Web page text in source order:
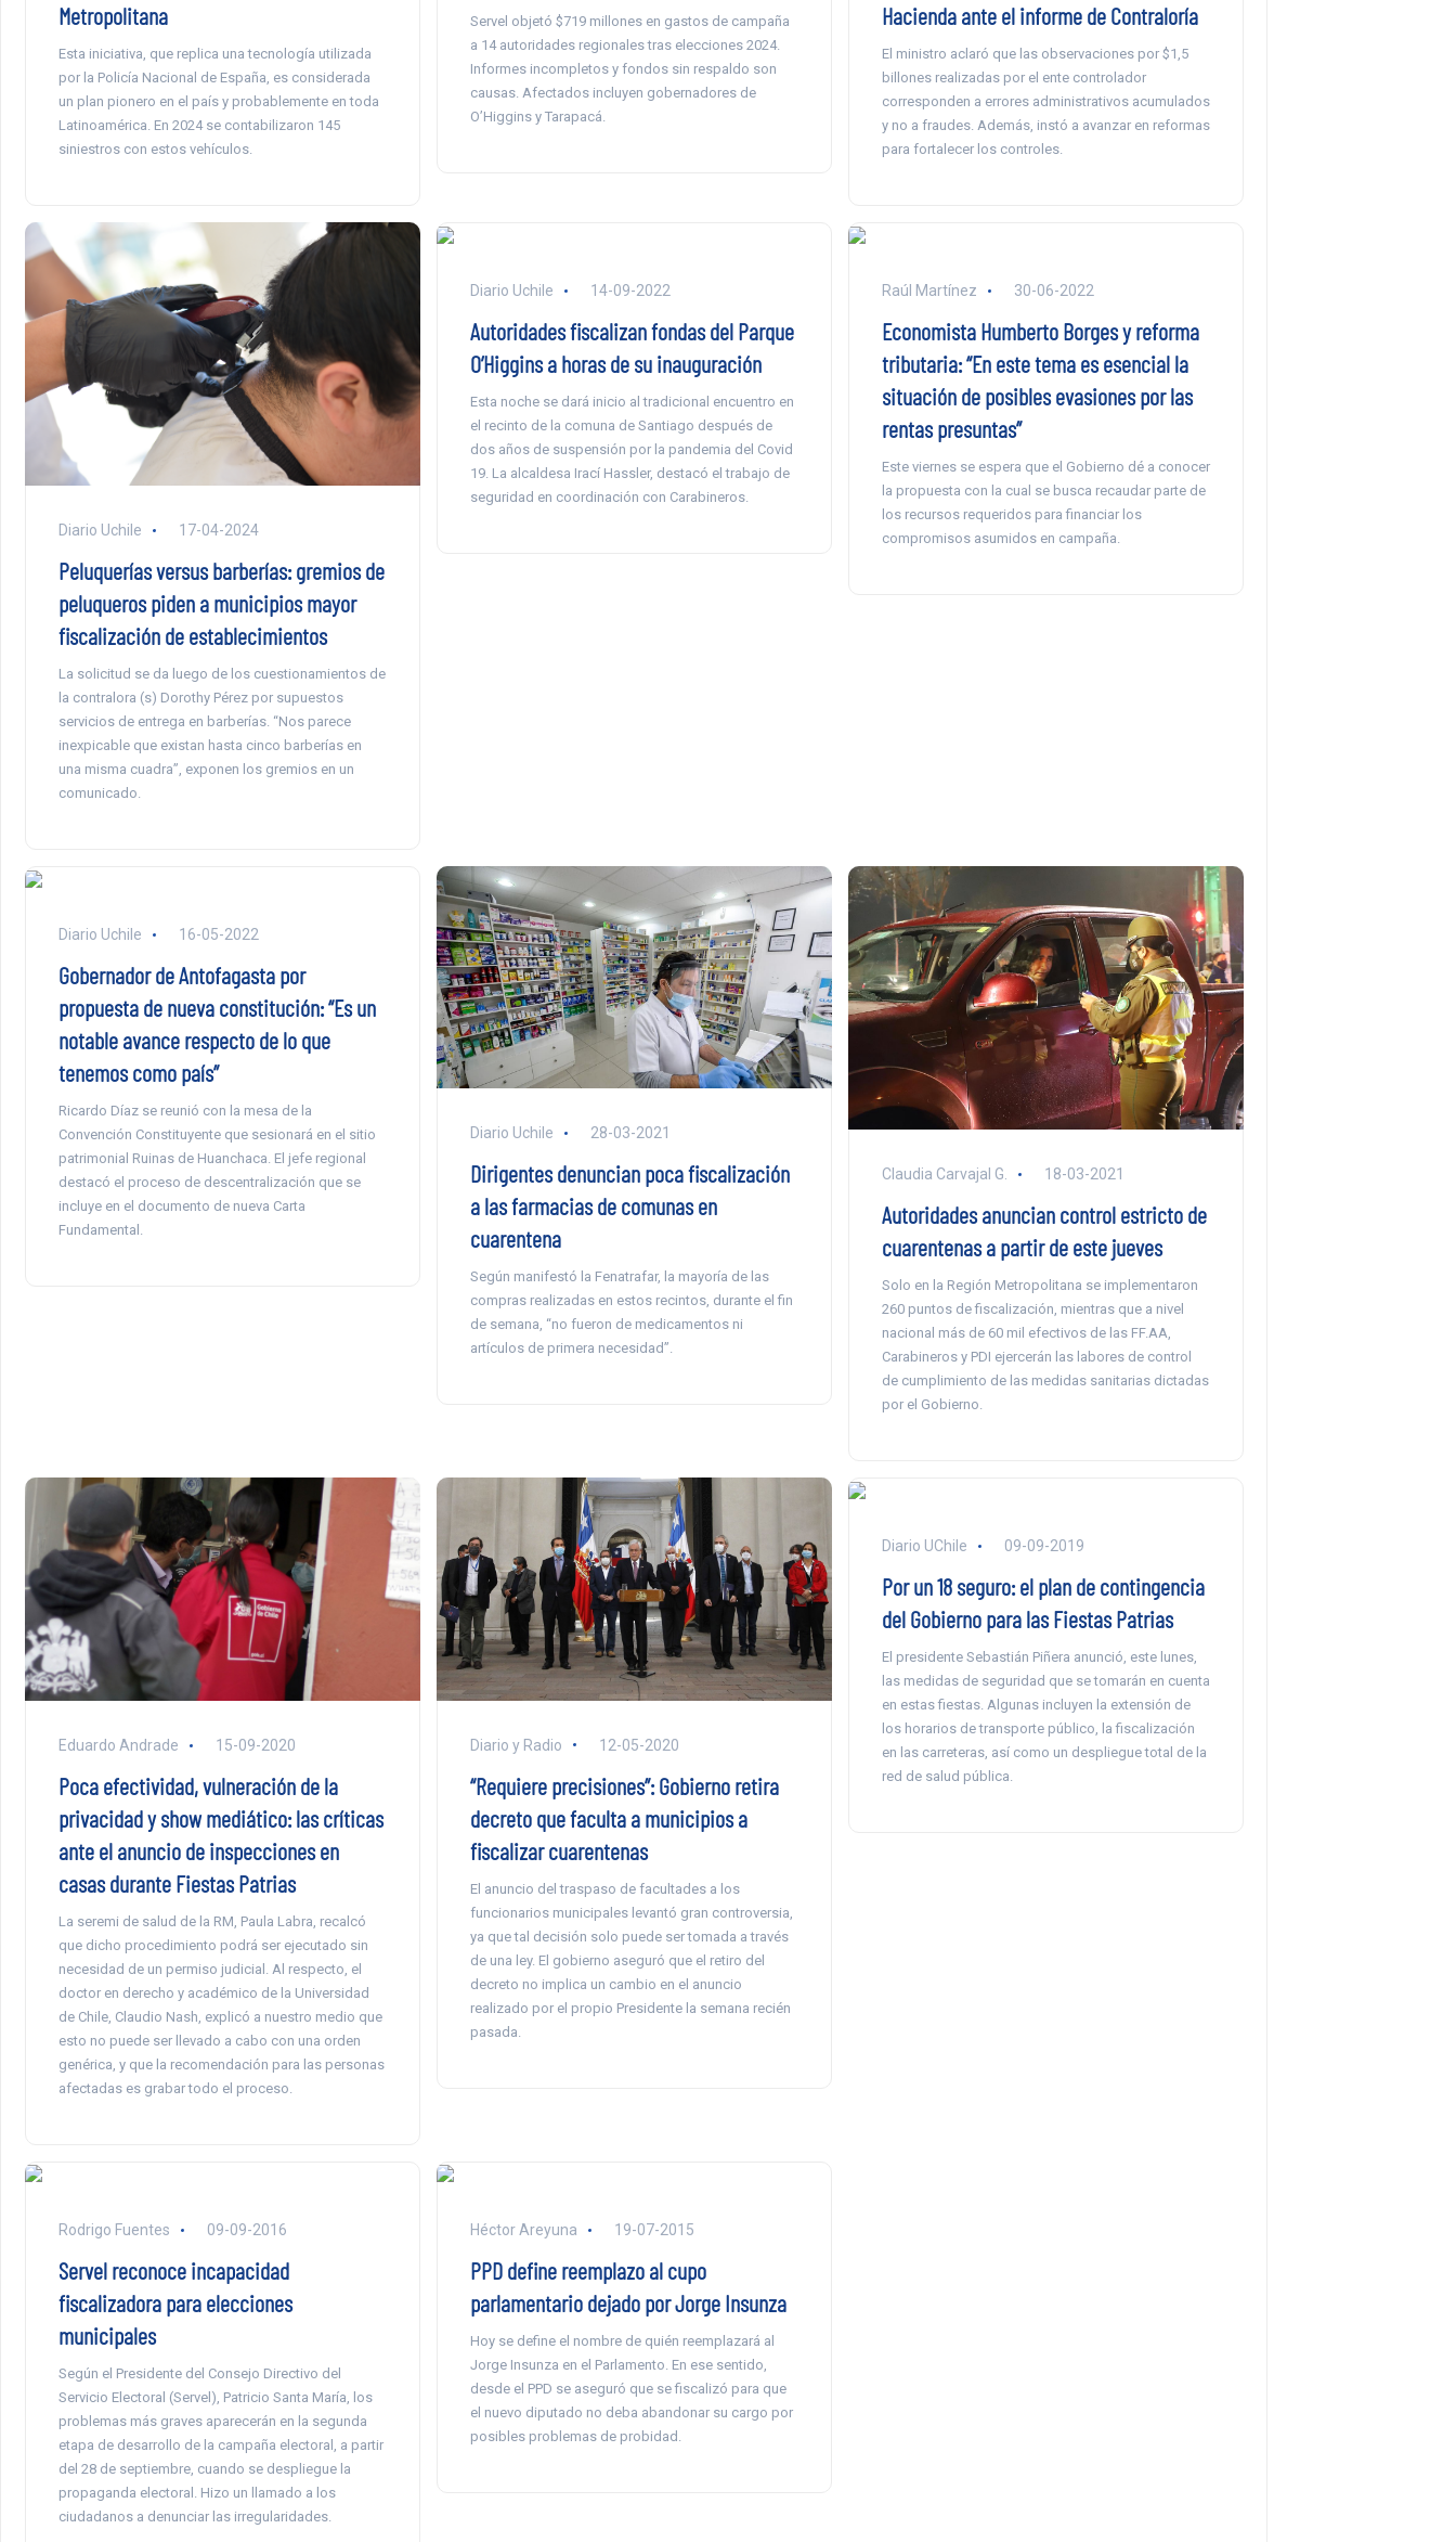
Metropolitana
Esta iniciativa, que replica una tecnología utilizada
por la Policía Nacional de España, es considerada
un plan pionero en el país y probablemente en toda
Latinoamérica. En 2024 se contabilizaron 145
siniestros con estos vehículos.
Servel objetó $719 millones en gastos de campaña
a 14 autoridades regionales tras elecciones 2024.
Informes incompletos y fondos sin respaldo son
causas. Afectados incluyen gobernadores de
O’Higgins y Tarapacá.
Hacienda ante el informe de Contraloría
El ministro aclaró que las observaciones por $1,5
billones realizadas por el ente controlador
corresponden a errores administrativos acumulados
y no a fraudes. Además, instó a avanzar en reformas
para fortalecer los controles.
Diario Uchile 17-04-2024
Peluquerías versus barberías: gremios de
peluqueros piden a municipios mayor
fiscalización de establecimientos
La solicitud se da luego de los cuestionamientos de
la contralora (s) Dorothy Pérez por supuestos
servicios de entrega en barberías. “Nos parece
inexpicable que existan hasta cinco barberías en
una misma cuadra”, exponen los gremios en un
comunicado.
Diario Uchile 14-09-2022
Autoridades fiscalizan fondas del Parque
O’Higgins a horas de su inauguración
Esta noche se dará inicio al tradicional encuentro en
el recinto de la comuna de Santiago después de
dos años de suspensión por la pandemia del Covid
19. La alcaldesa Irací Hassler, destacó el trabajo de
seguridad en coordinación con Carabineros.
Raúl Martínez 30-06-2022
Economista Humberto Borges y reforma
tributaria: “En este tema es esencial la
situación de posibles evasiones por las
rentas presuntas”
Este viernes se espera que el Gobierno dé a conocer
la propuesta con la cual se busca recaudar parte de
los recursos requeridos para financiar los
compromisos asumidos en campaña.
Diario Uchile 16-05-2022
Gobernador de Antofagasta por
propuesta de nueva constitución: “Es un
notable avance respecto de lo que
tenemos como país”
Ricardo Díaz se reunió con la mesa de la
Convención Constituyente que sesionará en el sitio
patrimonial Ruinas de Huanchaca. El jefe regional
destacó el proceso de descentralización que se
incluye en el documento de nueva Carta
Fundamental.
Diario Uchile 28-03-2021
Dirigentes denuncian poca fiscalización
a las farmacias de comunas en
cuarentena
Según manifestó la Fenatrafar, la mayoría de las
compras realizadas en estos recintos, durante el fin
de semana, “no fueron de medicamentos ni
artículos de primera necesidad”.
Claudia Carvajal G. 18-03-2021
Autoridades anuncian control estricto de
cuarentenas a partir de este jueves
Solo en la Región Metropolitana se implementaron
260 puntos de fiscalización, mientras que a nivel
nacional más de 60 mil efectivos de las FF.AA,
Carabineros y PDI ejercerán las labores de control
de cumplimiento de las medidas sanitarias dictadas
por el Gobierno.
Eduardo Andrade 15-09-2020
Poca efectividad, vulneración de la
privacidad y show mediático: las críticas
ante el anuncio de inspecciones en
casas durante Fiestas Patrias
La seremi de salud de la RM, Paula Labra, recalcó
que dicho procedimiento podrá ser ejecutado sin
necesidad de un permiso judicial. Al respecto, el
doctor en derecho y académico de la Universidad
de Chile, Claudio Nash, explicó a nuestro medio que
esto no puede ser llevado a cabo con una orden
genérica, y que la recomendación para las personas
afectadas es grabar todo el proceso.
Diario y Radio 12-05-2020
“Requiere precisiones”: Gobierno retira
decreto que faculta a municipios a
fiscalizar cuarentenas
El anuncio del traspaso de facultades a los
funcionarios municipales levantó gran controversia,
ya que tal decisión solo puede ser tomada a través
de una ley. El gobierno aseguró que el retiro del
decreto no implica un cambio en el anuncio
realizado por el propio Presidente la semana recién
pasada.
Diario UChile 09-09-2019
Por un 18 seguro: el plan de contingencia
del Gobierno para las Fiestas Patrias
El presidente Sebastián Piñera anunció, este lunes,
las medidas de seguridad que se tomarán en cuenta
en estas fiestas. Algunas incluyen la extensión de
los horarios de transporte público, la fiscalización
en las carreteras, así como un despliegue total de la
red de salud pública.
Rodrigo Fuentes 09-09-2016
Servel reconoce incapacidad
fiscalizadora para elecciones
municipales
Según el Presidente del Consejo Directivo del
Servicio Electoral (Servel), Patricio Santa María, los
problemas más graves aparecerán en la segunda
etapa de desarrollo de la campaña electoral, a partir
del 28 de septiembre, cuando se despliegue la
propaganda electoral. Hizo un llamado a los
ciudadanos a denunciar las irregularidades.
Héctor Areyuna 19-07-2015
PPD define reemplazo al cupo
parlamentario dejado por Jorge Insunza
Hoy se define el nombre de quién reemplazará al
Jorge Insunza en el Parlamento. En ese sentido,
desde el PPD se aseguró que se fiscalizó para que
el nuevo diputado no deba abandonar su cargo por
posibles problemas de probidad.